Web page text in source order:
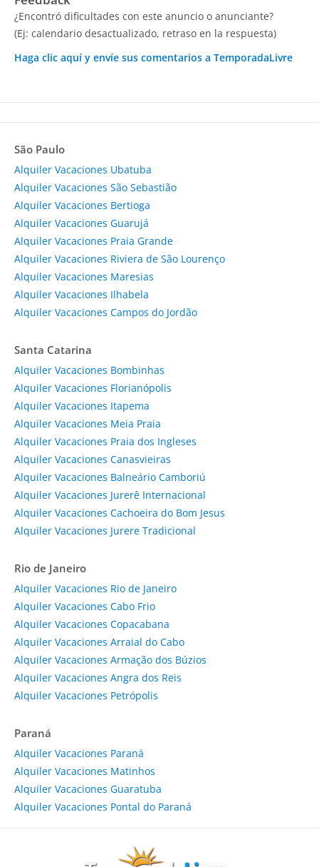
¿Encontró dificultades con este anuncio o anunciante?
(Ej: calendario desactualizado, retraso en la respuesta)
Haga clic aquí y envíe sus comentarios a TemporadaLivre
São Paulo
Alquiler Vacaciones Ubatuba
Alquiler Vacaciones São Sebastião
Alquiler Vacaciones Bertioga
Alquiler Vacaciones Guarujá
Alquiler Vacaciones Praia Grande
Alquiler Vacaciones Riviera de São Lourenço
Alquiler Vacaciones Maresias
Alquiler Vacaciones Ilhabela
Alquiler Vacaciones Campos do Jordão
Santa Catarina
Alquiler Vacaciones Bombinhas
Alquiler Vacaciones Florianópolis
Alquiler Vacaciones Itapema
Alquiler Vacaciones Meia Praia
Alquiler Vacaciones Praia dos Ingleses
Alquiler Vacaciones Canasvieiras
Alquiler Vacaciones Balneário Camboriú
Alquiler Vacaciones Jurerê Internacional
Alquiler Vacaciones Cachoeira do Bom Jesus
Alquiler Vacaciones Jurere Tradicional
Rio de Janeiro
Alquiler Vacaciones Rio de Janeiro
Alquiler Vacaciones Cabo Frio
Alquiler Vacaciones Copacabana
Alquiler Vacaciones Arraial do Cabo
Alquiler Vacaciones Armação dos Búzios
Alquiler Vacaciones Angra dos Reis
Alquiler Vacaciones Petrópolis
Paraná
Alquiler Vacaciones Paraná
Alquiler Vacaciones Matinhos
Alquiler Vacaciones Guaratuba
Alquiler Vacaciones Pontal do Paraná